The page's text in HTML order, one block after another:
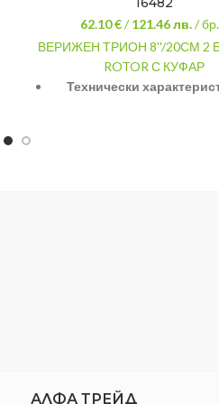
62.10 €/121.46лв. / бр.
ВЕРИЖЕН ТРИОН 8''/20СМ 2
ROTOR С КУФАР
Технически
АЛФА ТРЕЙД